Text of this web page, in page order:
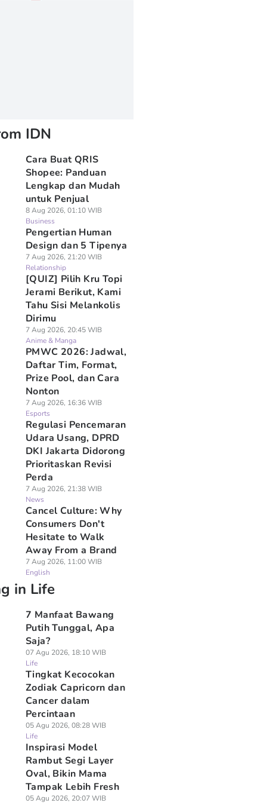
IDN
Cara Buat QRIS
Shopee: Panduan
Lengkap dan Mudah
untuk Penjual
8 Aug 2026, 01:10 WIB
Business
Pengertian Human
Design dan 5 Tipenya
7 Aug 2026, 21:20 WIB
Relationship
[QUIZ] Pilih Kru Topi
Jerami Berikut, Kami
Tahu Sisi Melankolis
Dirimu
7 Aug 2026, 20:45 WIB
Anime & Manga
PMWC 2026: Jadwal,
Daftar Tim, Format,
Prize Pool, dan Cara
Nonton
7 Aug 2026, 16:36 WIB
Esports
Regulasi Pencemaran
Udara Usang, DPRD
DKI Jakarta Didorong
Prioritaskan Revisi
Perda
7 Aug 2026, 21:38 WIB
News
Cancel Culture: Why
Consumers Don't
Hesitate to Walk
Away From a Brand
7 Aug 2026, 11:00 WIB
English
in Life
7 Manfaat Bawang
Putih Tunggal, Apa
Saja?
07 Agu 2026, 18:10 WIB
Life
Tingkat Kecocokan
Zodiak Capricorn dan
Cancer dalam
Percintaan
05 Agu 2026, 08:28 WIB
Life
Inspirasi Model
Rambut Segi Layer
Oval, Bikin Mama
Tampak Lebih Fresh
05 Agu 2026, 20:07 WIB